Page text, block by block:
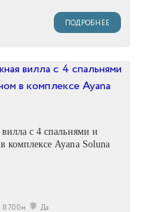
ПОДРОБНЕЕ
вилла с 4 спальнями и
комплексе Ayana Soluna
8700м Да